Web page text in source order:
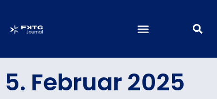
5. Februar 2025